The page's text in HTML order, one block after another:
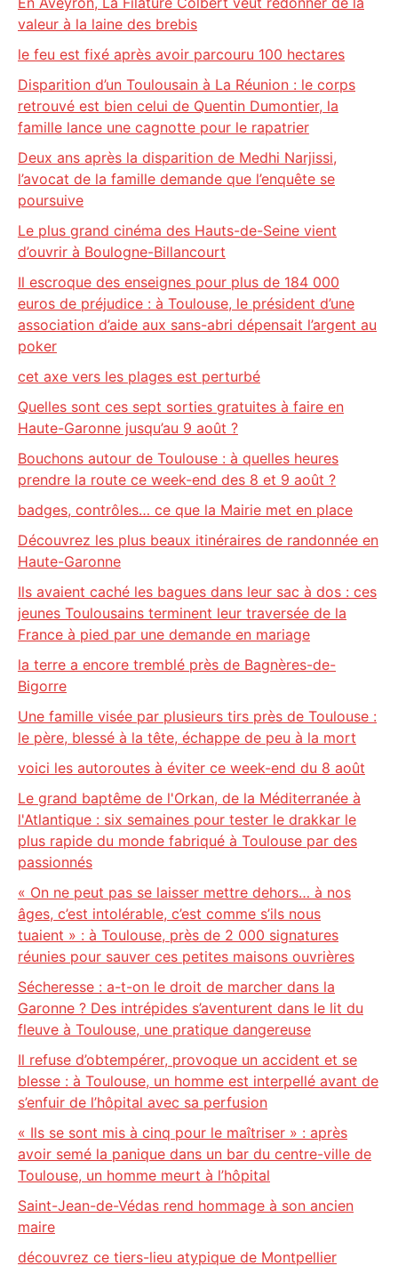
valeur à la laine des brebis
le feu est fixé après avoir parcouru 100 hectares
Disparition d’un Toulousain à La Réunion : le corps
retrouvé est bien celui de Quentin Dumontier, la
famille lance une cagnotte pour le rapatrier
Deux ans après la disparition de Medhi Narjissi,
l’avocat de la famille demande que l’enquête se
poursuive
Le plus grand cinéma des Hauts-de-Seine vient
d’ouvrir à Boulogne-Billancourt
Il escroque des enseignes pour plus de 184 000
euros de préjudice : à Toulouse, le président d’une
association d’aide aux sans-abri dépensait l’argent au
poker
cet axe vers les plages est perturbé
Quelles sont ces sept sorties gratuites à faire en
Haute-Garonne jusqu’au 9 août ?
Bouchons autour de Toulouse : à quelles heures
prendre la route ce week-end des 8 et 9 août ?
badges, contrôles… ce que la Mairie met en place
Découvrez les plus beaux itinéraires de randonnée en
Haute-Garonne
Ils avaient caché les bagues dans leur sac à dos : ces
jeunes Toulousains terminent leur traversée de la
France à pied par une demande en mariage
la terre a encore tremblé près de Bagnères-de-
Bigorre
Une famille visée par plusieurs tirs près de Toulouse :
le père, blessé à la tête, échappe de peu à la mort
voici les autoroutes à éviter ce week-end du 8 août
Le grand baptême de l'Orkan, de la Méditerranée à
l'Atlantique : six semaines pour tester le drakkar le
plus rapide du monde fabriqué à Toulouse par des
passionnés
« On ne peut pas se laisser mettre dehors… à nos
âges, c’est intolérable, c’est comme s’ils nous
tuaient » : à Toulouse, près de 2 000 signatures
réunies pour sauver ces petites maisons ouvrières
Sécheresse : a-t-on le droit de marcher dans la
Garonne ? Des intrépides s’aventurent dans le lit du
fleuve à Toulouse, une pratique dangereuse
Il refuse d’obtempérer, provoque un accident et se
blesse : à Toulouse, un homme est interpellé avant de
s’enfuir de l’hôpital avec sa perfusion
« Ils se sont mis à cinq pour le maîtriser » : après
avoir semé la panique dans un bar du centre-ville de
Toulouse, un homme meurt à l’hôpital
Saint-Jean-de-Védas rend hommage à son ancien
maire
découvrez ce tiers-lieu atypique de Montpellier